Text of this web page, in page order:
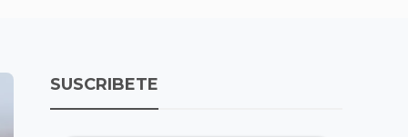
SUSCRIBETE